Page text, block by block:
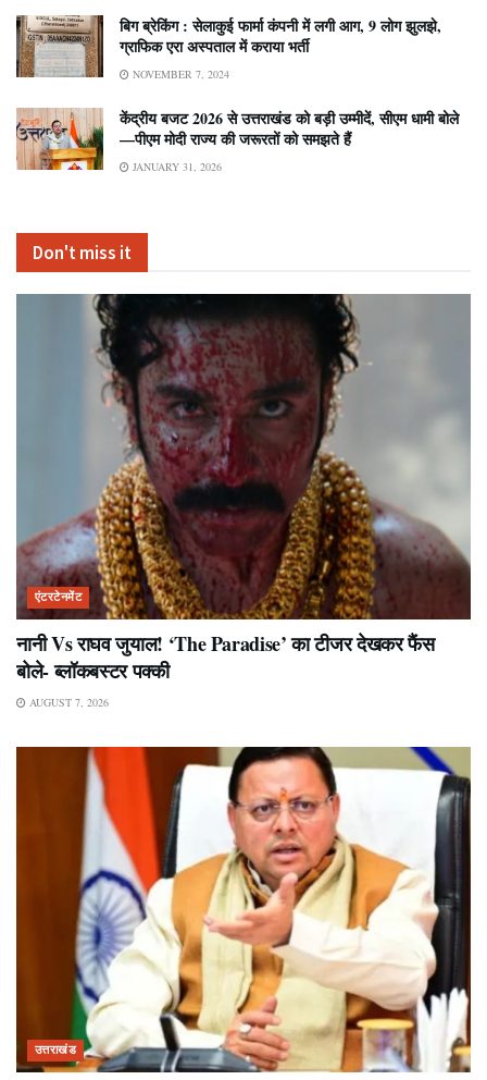
बिग ब्रेकिंग : सेलाकुई फार्मा कंपनी में लगी आग, 9 लोग झुलझे,
ग्राफिक एरा अस्पताल में कराया भर्ती
NOVEMBER 7, 2024
केंद्रीय बजट 2026 से उत्तराखंड को बड़ी उम्मीदें, सीएम धामी बोले
—पीएम मोदी राज्य की जरूरतों को समझते हैं
JANUARY 31, 2026
Don't miss it
एंटरटेनमेंट
नानी Vs राघव जुयाल! ‘The Paradise’ का टीजर देखकर फैंस
बोले- ब्लॉकबस्टर पक्की
AUGUST 7, 2026
उत्तराखंड